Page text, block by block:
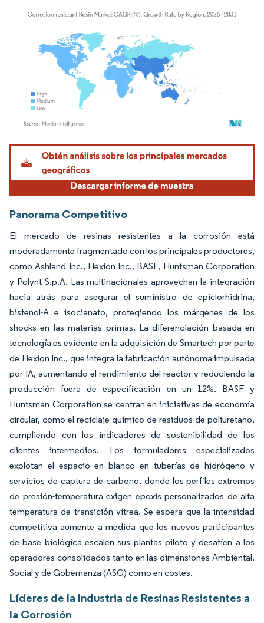
Imagen © Mordor Intelligence. El uso requiere atribución según CC BY 4.0.
Panorama Competitivo
El mercado de resinas resistentes a la corrosión está
moderadamente fragmentado con los principales productores,
como Ashland Inc., Hexion Inc., BASF, Huntsman Corporation
y Polynt S.p.A. Las multinacionales aprovechan la integración
hacia atrás para asegurar el suministro de epiclorhidrina,
bisfenol-A e isocianato, protegiendo los márgenes de los
shocks en las materias primas. La diferenciación basada en
tecnología es evidente en la adquisición de Smartech por parte
de Hexion Inc., que integra la fabricación autónoma impulsada
por IA, aumentando el rendimiento del reactor y reduciendo la
producción fuera de especificación en un 12%. BASF y
Huntsman Corporation se centran en iniciativas de economía
circular, como el reciclaje químico de residuos de poliuretano,
cumpliendo con los indicadores de sostenibilidad de los
clientes intermedios. Los formuladores especializados
explotan el espacio en blanco en tuberías de hidrógeno y
servicios de captura de carbono, donde los perfiles extremos
de presión-temperatura exigen epoxis personalizados de alta
temperatura de transición vítrea. Se espera que la intensidad
competitiva aumente a medida que los nuevos participantes
de base biológica escalen sus plantas piloto y desafíen a los
operadores consolidados tanto en las dimensiones Ambiental,
Social y de Gobernanza (ASG) como en costes.
Líderes de la Industria de Resinas Resistentes a
la Corrosión